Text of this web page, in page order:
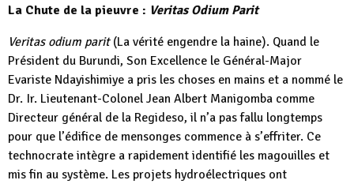
La Chute de la pieuvre : Veritas Odium Parit
Veritas odium parit(La vérité engendre la haine). Quand le
Président du Burundi, Son Excellence le Général-Major
Evariste Ndayishimiye a pris les choses en mains et a nommé le
Dr. Ir. Lieutenant-Colonel Jean Albert Manigomba comme
Directeur général de la Regideso, il n’a pas fallu longtemps
pour que l’édifice de mensonges commence à s’effriter. Ce
technocrate intègre a rapidement identifié les magouilles et
mis fin au système. Les projets hydroélectriques ont